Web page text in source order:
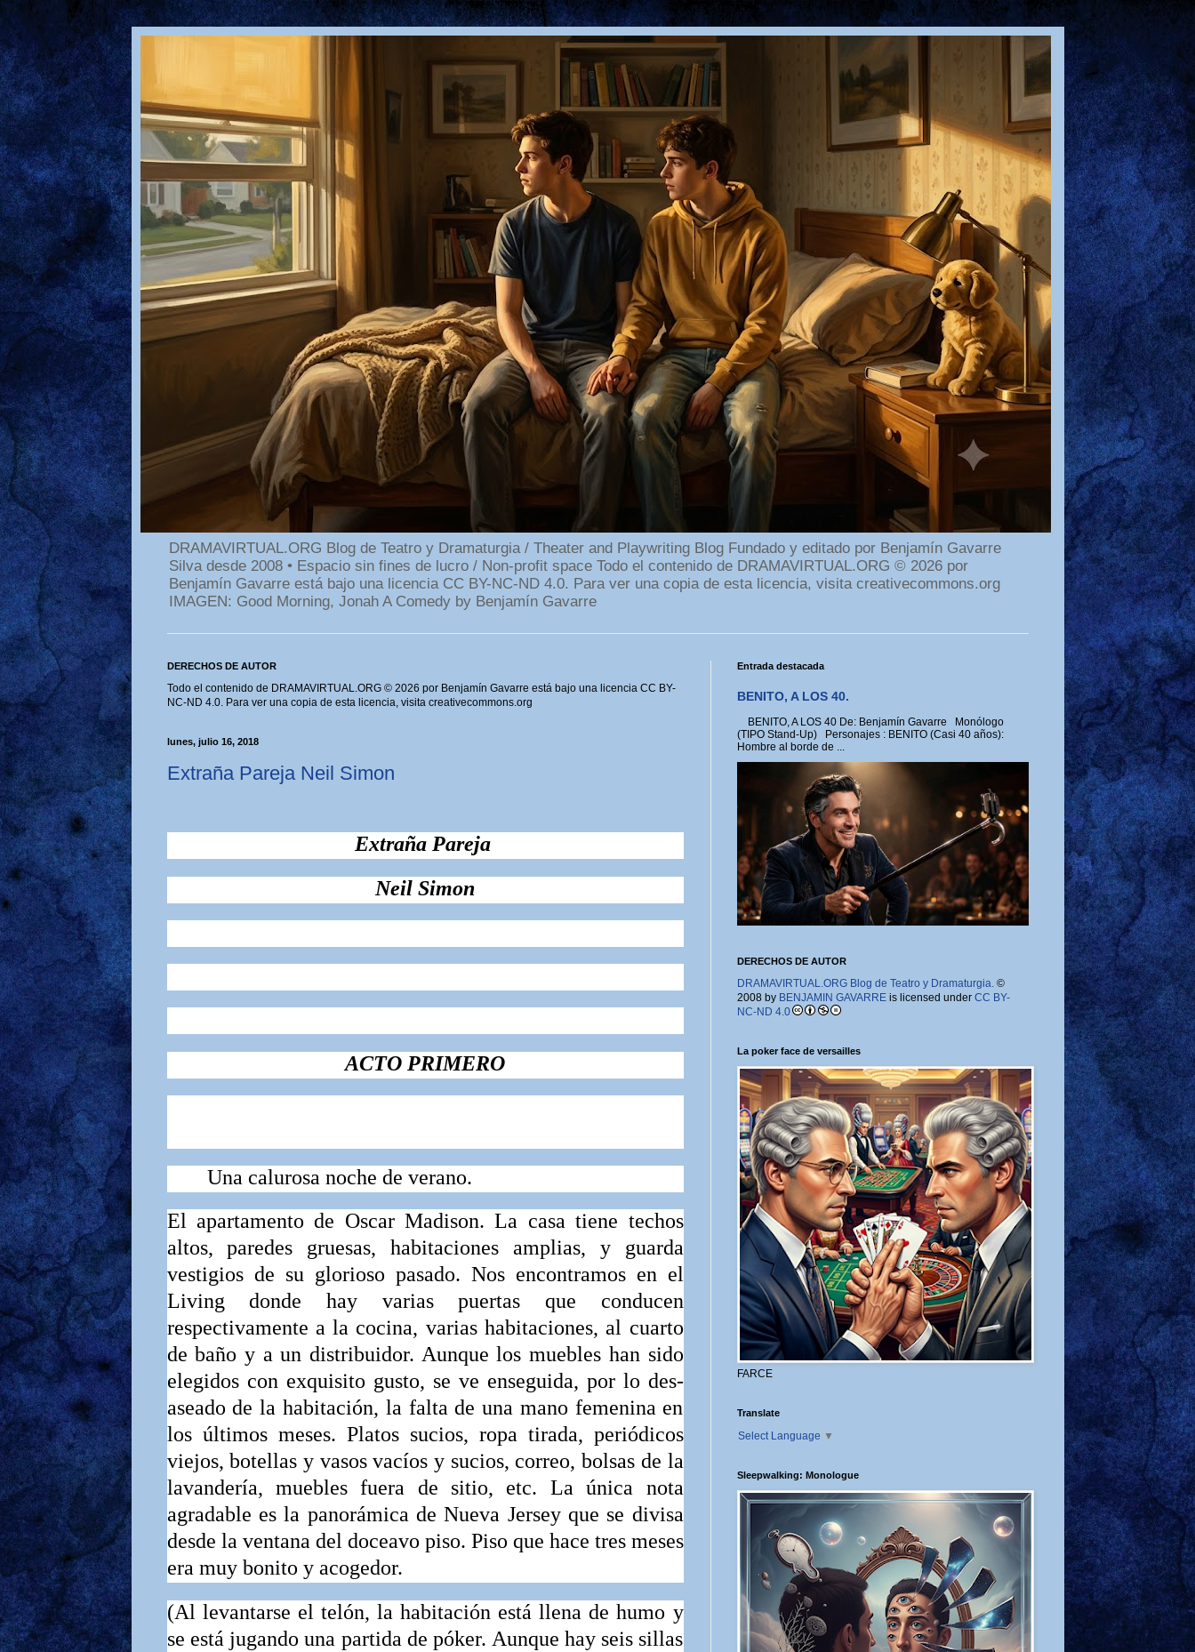
DRAMAVIRTUAL.ORG Blog de Teatro y Dramaturgia / Theater and Playwriting Blog Fundado y editado por Benjamín Gavarre
Silva desde 2008 • Espacio sin fines de lucro / Non-profit space Todo el contenido de DRAMAVIRTUAL.ORG © 2026 por
Benjamín Gavarre está bajo una licencia CC BY-NC-ND 4.0. Para ver una copia de esta licencia, visita creativecommons.org
IMAGEN: Good Morning, Jonah A Comedy by Benjamín Gavarre
DERECHOS DE AUTOR
Todo el contenido de DRAMAVIRTUAL.ORG © 2026 por Benjamín Gavarre está bajo una licencia CC BY-
NC-ND 4.0. Para ver una copia de esta licencia, visita creativecommons.org
lunes, julio 16, 2018
Extraña Pareja Neil Simon
Extraña Pareja
Neil Simon
ACTO PRIMERO
Una calurosa noche de verano.
El apartamento de Oscar Madison. La casa tiene techos
altos, paredes gruesas, habitaciones amplias, y guarda
vestigios de su glorioso pasado. Nos encontramos en el
Living donde hay varias puertas que conducen
respectivamente a la cocina, varias habita­ciones, al cuarto
de baño y a un distribuidor. Aunque los muebles han sido
elegidos con exquisito gusto, se ve enseguida, por lo des­
aseado de la habitación, la falta de una mano femenina en
los últi­mos meses. Platos sucios, ropa tirada, periódicos
viejos, botellas y vasos vacíos y sucios, correo, bolsas de la
lavandería, muebles fuera de sitio, etc. La única nota
agradable es la panorámica de Nueva Jersey que se divisa
desde la ventana del doceavo piso. Piso que hace tres meses
era muy bonito y acogedor.
(Al levantarse el telón, la habitación está llena de humo y
se está jugando una partida de póker. Aunque hay seis sillas
Entrada destacada
BENITO, A LOS 40.
BENITO, A LOS 40 De: Benjamín Gavarre Monólogo
(TIPO Stand-Up) Personajes : BENITO (Casi 40 años):
Hombre al borde de ...
DERECHOS DE AUTOR
DRAMAVIRTUAL.ORG Blog de Teatro y Dramaturgia.©
2008 by BENJAMIN GAVARREis licensed under CC BY-
NC-ND 4.0
La poker face de versailles
FARCE
Translate
Select Language ▼
Sleepwalking: Monologue